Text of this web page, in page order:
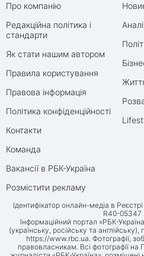
Про компанію
Редакційна політика і
стандарти
Як стати нашим автором
Правила користування
Правова інформація
Політика конфіденційності
Контакти
Команда
Вакансії в РБК-Україна
Розмістити рекламу
Ідентифікатор онлайн-медіа в
R40-05347
Інформаційний портал «РБК-
(українську, російську та
https://www.rbc.ua. Фотографії,
правовласникам. Всі фотографії на